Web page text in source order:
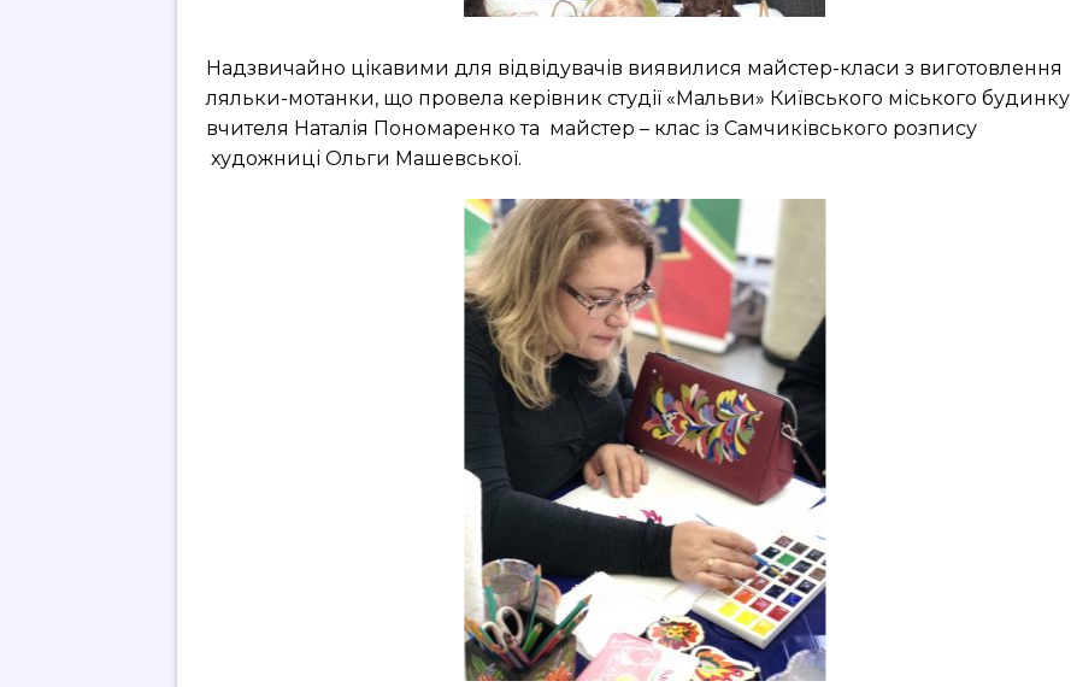
Надзвичайно цікавими для відвідувачів виявилися майстер-класи з виготовлення
ляльки-мотанки, що провела керівник студії «Мальви» Київського міського будинку
вчителя Наталія Пономаренко та майстер – клас із Самчиківського розпису
художниці Ольги Машевської.